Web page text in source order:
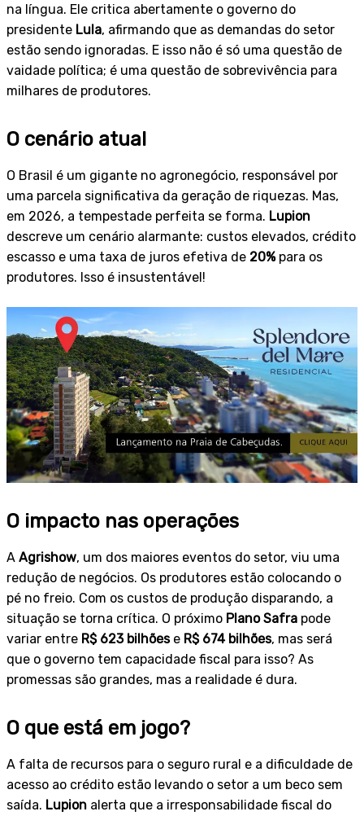
na língua. Ele critica abertamente o governo do
presidente Lula, afirmando que as demandas do setor
estão sendo ignoradas. E isso não é só uma questão de
vaidade política; é uma questão de sobrevivência para
milhares de produtores.
O cenário atual
O Brasil é um gigante no agronegócio, responsável por
uma parcela significativa da geração de riquezas. Mas,
em 2026, a tempestade perfeita se forma. Lupion
descreve um cenário alarmante: custos elevados, crédito
escasso e uma taxa de juros efetiva de 20%para os
produtores. Isso é insustentável!
O impacto nas operações
A Agrishow, um dos maiores eventos do setor, viu uma
redução de negócios. Os produtores estão colocando o
pé no freio. Com os custos de produção disparando, a
situação se torna crítica. O próximo Plano Safra pode
variar entre R$ 623 bilhõese R$ 674 bilhões, mas será
que o governo tem capacidade fiscal para isso? As
promessas são grandes, mas a realidade é dura.
O que está em jogo?
A falta de recursos para o seguro rural e a dificuldade de
acesso ao crédito estão levando o setor a um beco sem
saída. Lupion alerta que a irresponsabilidade fiscal do